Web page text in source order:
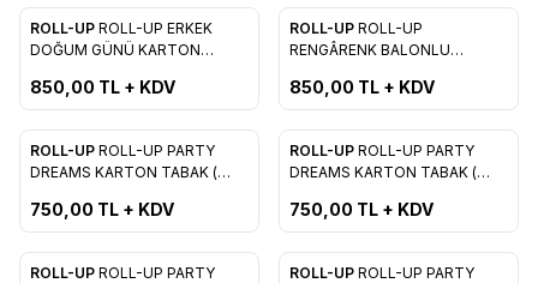
Favorilere Ekle
ROLL-UP ROLL-UP ERKEK
DOĞUM GÜNÜ KARTON
850,00 TL + KDV
Favorilere Ekle
ROLL-UP ROLL-UP
RENGÂRENK BALONLU
850,00 TL + KDV
Favorilere Ekle
ROLL-UP ROLL-UP PARTY
DREAMS KARTON TABAK (
750,00 TL + KDV
Favorilere Ekle
ROLL-UP ROLL-UP PARTY
DREAMS KARTON TABAK (
750,00 TL + KDV
ROLL-UP ROLL-UP PARTY
ROLL-UP ROLL-UP PARTY